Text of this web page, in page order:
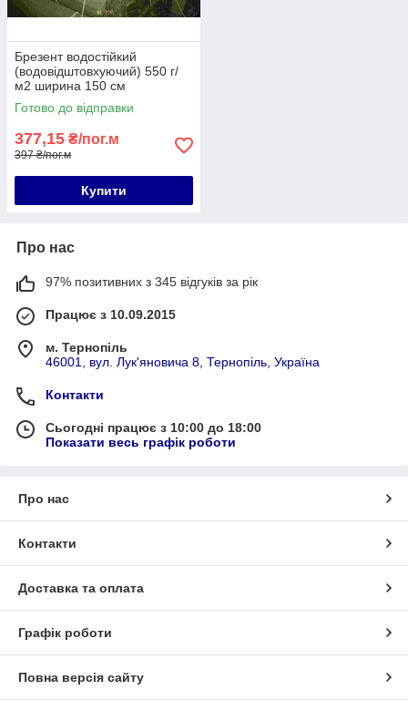
Брезент водостійкий
(водовідштовхуючий) 550 г/
м2 ширина 150 см
Готово до відправки
377,15 ₴/пог.м
397 ₴/пог.м
Купити
Про нас
97% позитивних з 345 відгуків за рік
Працює з 10.09.2015
м. Тернопіль
46001, вул. Лук'яновича 8, Тернопіль, Україна
Контакти
Сьогодні працює з 10:00 до 18:00
Показати весь графік роботи
Про нас
Контакти
Доставка та оплата
Графік роботи
Повна версія сайту